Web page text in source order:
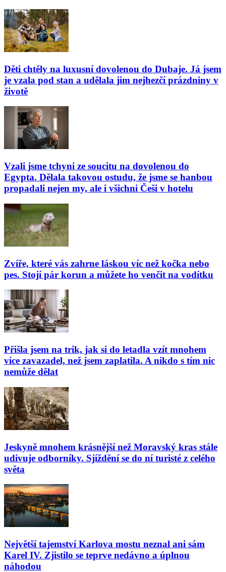
Děti chtěly na luxusní dovolenou do Dubaje. Já jsem
je vzala pod stan a udělala jim nejhezčí prázdniny v
životě
Vzali jsme tchyni ze soucitu na dovolenou do
Egypta. Dělala takovou ostudu, že jsme se hanbou
propadali nejen my, ale i všichni Češi v hotelu
Zvíře, které vás zahrne láskou víc než kočka nebo
pes. Stojí pár korun a můžete ho venčit na vodítku
Přišla jsem na trik, jak si do letadla vzít mnohem
více zavazadel, než jsem zaplatila. A nikdo s tím nic
nemůže dělat
Jeskyně mnohem krásnější než Moravský kras stále
udivuje odborníky. Sjíždění se do ní turisté z celého
světa
Největší tajemství Karlova mostu neznal ani sám
Karel IV. Zjistilo se teprve nedávno a úplnou
náhodou